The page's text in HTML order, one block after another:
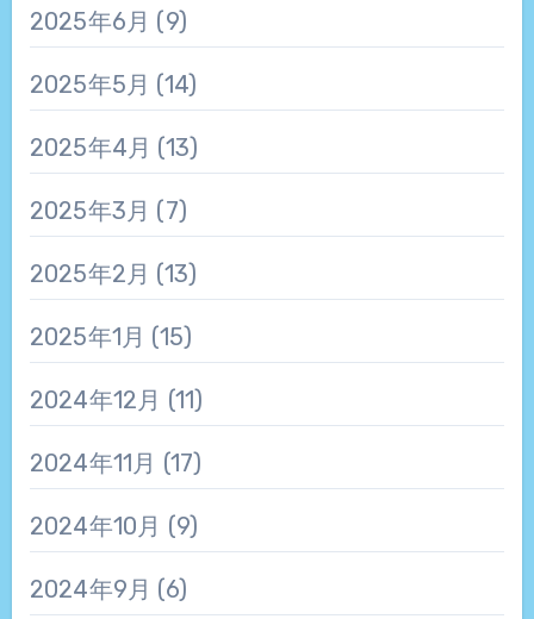
2025年6月 (9)
2025年5月 (14)
2025年4月 (13)
2025年3月 (7)
2025年2月 (13)
2025年1月 (15)
2024年12月 (11)
2024年11月 (17)
2024年10月 (9)
2024年9月 (6)